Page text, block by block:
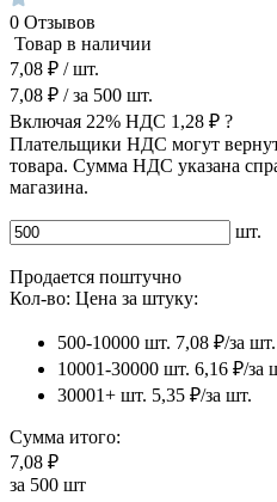
0 Отзывов
Товар в наличии
7,08 ₽ / шт.
7,08 ₽ / за 500 шт.
Включая 22% НДС 1,28 ₽ ?
Плательщики НДС могут
товара. Сумма НДС указана
магазина.
шт.
Продается поштучно
Кол-во: Цена за штуку:
500-10000 шт. 7,08 ₽/за шт.
10001-30000 шт. 6,16 ₽/за
30001+ шт. 5,35 ₽/за шт.
Сумма итого:
7,08 ₽
за 500 шт